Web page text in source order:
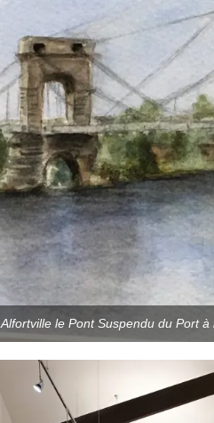
Alfortville le Pont Suspendu du Port